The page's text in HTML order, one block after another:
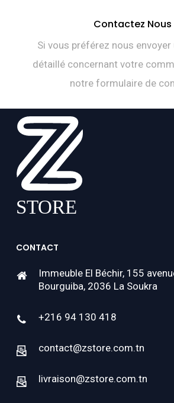
Contactez Nous
Si vous préférez nous
détaillé concernant votre
notre formulaire de
CONTACT
Immeuble El Béchir, 155
Bourguiba, 2036 La Soukra
+216 94 130 418
contact@zstore.com.tn
livraison@zstore.com.tn